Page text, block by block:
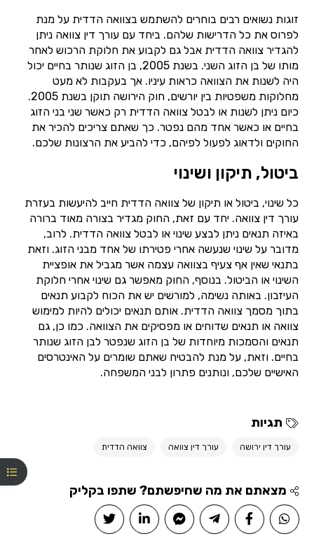
זוגות נשואים רבים בוחרים להשתמש בצוואה הדדית על מנת
לפרוס את כל הדרישות שלהם. ביחד עם עורך דין צוואה ניתן
להגדיר צוואה הדדית אבל גם לקבוע את חלוקת הרכוש לאחר
מותו של בן הזוג השני. בשנת 2005, בן הזוג שנותר בחיים יכול
היה לשנות את הצוואה כראות עיניו. אך בעקבות לא מעט
מחלוקות משפטיות בין יורשים, חוק הירושה תוקן בשנת 2005.
כיום ניתן לשנות או לבטל צוואה הדדית רק כאשר שני בני הזוג
בחיים או כאשר אחד מהם נפטר. כך שאתם צריכים להכיר את
החוקים ולדאוג לפעול לפיהם, כדי להביע את הרצונות שלכם.
ביטול, תיקון ושינוי
כל שינוי, ביטול או תיקון של צוואה הדדית חייב להיעשות בעזרת
עורך דין צוואה. יחד עם זאת, החוק מגדיר בצורה מאוד ברורה
באיזה תנאים ניתן לבצע שינוי או לבטל צוואה הדדית. לרוב,
מדובר על שינוי שנעשה אחרי פטירתו של אחד מבני הזוג. וזאת
בתנאי שאין אף צעיף בצוואה עצמה אשר מגביל את אופציית
השינוי או הביטול. בנוסף, החוק מאפשר גם שינוי אחרי חלוקת
העיזבון. באותה נשימה, למורשים יש את הכוח לקבוע תנאים
בתוך מסמך צוואה הדדית. אותם תנאים יכולים להיות למימוש
צוואה או תנאים שדוחים או מפסיקים את הצוואה. כמו כן, גם
תנאים והסמכות מיוחדות של בן הזוג שנפטר לבן הזוג שנותר
בחיים. וזאת, על מנת להבטיח שאתם שומרים על האינטרסים
האישיים שלכם, ונותנים פתרון לבני המשפחה.
תגיות
עורך דין ירושה עורך דין צוואה צוואה הדדית
מצאתם את מה שחיפשתם? שתפו בקליק